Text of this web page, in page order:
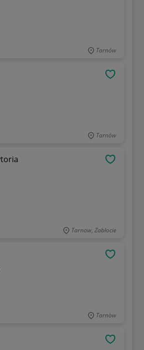
Tarnów
Tarnów
Tarnow, Zabłocie
Tarnòw